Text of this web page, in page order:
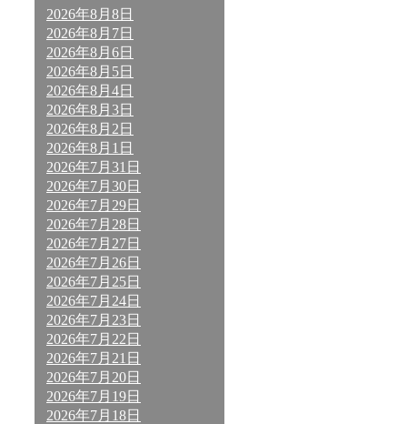
2026年8月8日
2026年8月7日
2026年8月6日
2026年8月5日
2026年8月4日
2026年8月3日
2026年8月2日
2026年8月1日
2026年7月31日
2026年7月30日
2026年7月29日
2026年7月28日
2026年7月27日
2026年7月26日
2026年7月25日
2026年7月24日
2026年7月23日
2026年7月22日
2026年7月21日
2026年7月20日
2026年7月19日
2026年7月18日